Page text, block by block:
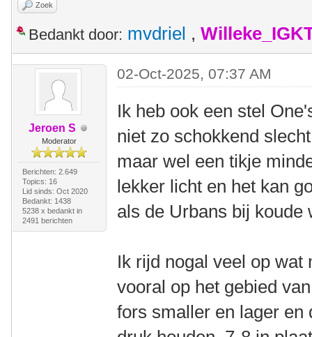
Zoek
Bedankt door: mvdriel ,
Jeroen S
Moderator
Berichten: 2.649
Topics: 16
Lid sinds: Oct 2020
Bedankt: 1438
5238 x bedankt in
2491 berichten
02-Oct-2025, 07:37 AM
Ik heb ook een stel
niet zo schokkend
maar wel een tikje
lekker licht en het kan
als de Urbans bij koude
Ik rijd nogal veel op
vooral op het gebied
fors smaller en lager en